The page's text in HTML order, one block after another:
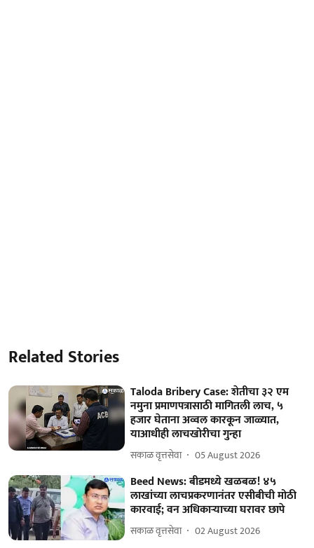
Related Stories
Taloda Bribery Case: शेतीचा ३२ एम
नमुना प्रमाणपत्रासाठी मागितली लाच, ५
हजार घेताना अव्वल कारकून जाळ्यात,
याआधीही लाचखोरीचा गुन्हा
सकाळ वृत्तसेवा 05 August 2026
Beed News: बीडमध्ये खळबळ! ४५
लाखांच्या लाचप्रकरणानंतर एसीबीची मोठी
कारवाई; वन अधिकाऱ्याच्या घरावर छापे
सकाळ वृत्तसेवा 02 August 2026